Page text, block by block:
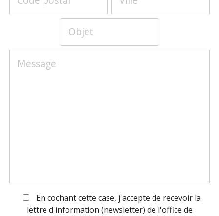
En cochant cette case, j'accepte de recevoir la
lettre d'information (newsletter) de l'office de